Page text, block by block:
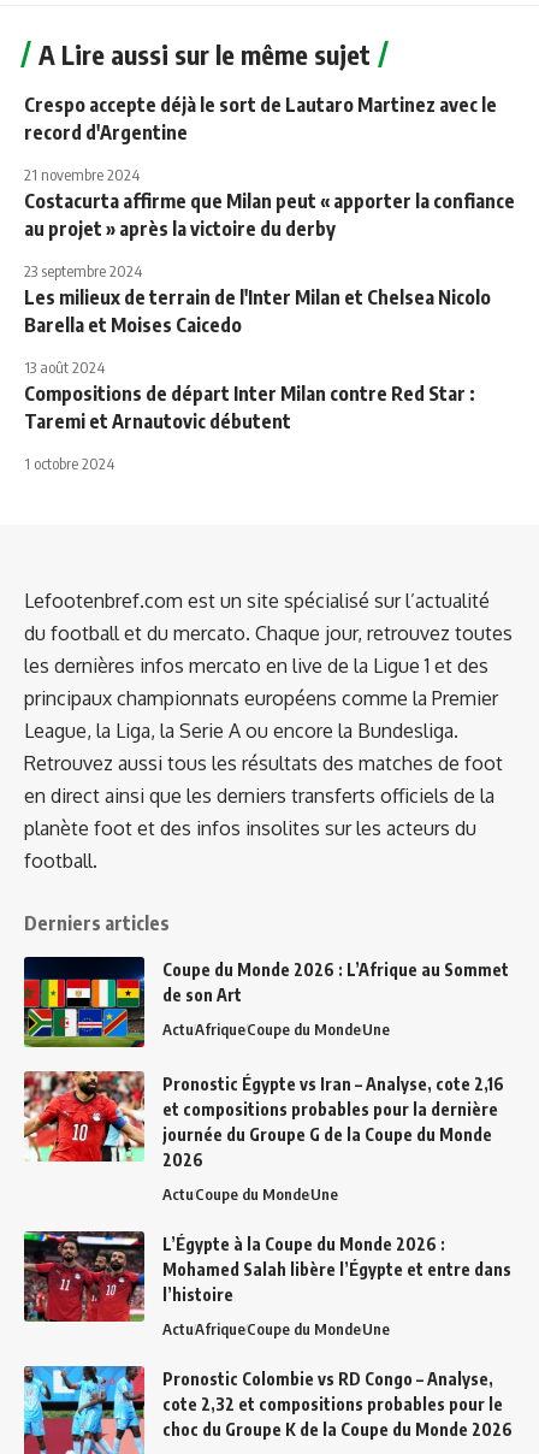
A Lire aussi sur le même sujet
Crespo accepte déjà le sort de Lautaro Martinez avec le
record d'Argentine
21 novembre 2024
Costacurta affirme que Milan peut « apporter la confiance
au projet » après la victoire du derby
23 septembre 2024
Les milieux de terrain de l'Inter Milan et Chelsea Nicolo
Barella et Moises Caicedo
13 août 2024
Compositions de départ Inter Milan contre Red Star :
Taremi et Arnautovic débutent
1 octobre 2024
Lefootenbref.com est un site spécialisé sur l’actualité
du football et du mercato. Chaque jour, retrouvez toutes
les dernières infos mercato en live de la Ligue 1 et des
principaux championnats européens comme la Premier
League, la Liga, la Serie A ou encore la Bundesliga.
Retrouvez aussi tous les résultats des matches de foot
en direct ainsi que les derniers transferts officiels de la
planète foot et des infos insolites sur les acteurs du
football.
Derniers articles
Coupe du Monde 2026 : L’Afrique au Sommet
de son Art
ActuAfriqueCoupe du MondeUne
Pronostic Égypte vs Iran – Analyse, cote 2,16
et compositions probables pour la dernière
journée du Groupe G de la Coupe du Monde
2026
ActuCoupe du MondeUne
L’Égypte à la Coupe du Monde 2026 :
Mohamed Salah libère l’Égypte et entre dans
l’histoire
ActuAfriqueCoupe du MondeUne
Pronostic Colombie vs RD Congo – Analyse,
cote 2,32 et compositions probables pour le
choc du Groupe K de la Coupe du Monde 2026